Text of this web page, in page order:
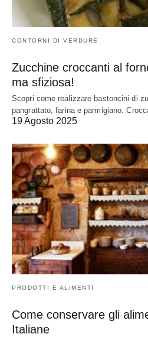
CONTORNI DI VERDURE
Zucchine croccanti al
ma sfiziosa!
Scopri come realizzare bastoncini di
pangrattato, farina e parmigiano.
19 Agosto 2025
PRODOTTI E ALIMENTI
Come conservare gli
Italiane